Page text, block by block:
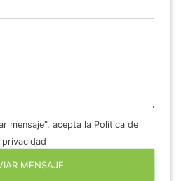
mensaje", acepta la Política de
privacidad
MENSAJE